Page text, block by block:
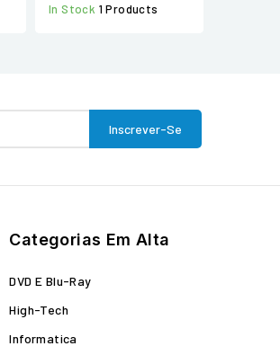
In Stock 1 Products
Categorias Em Alta
DVD E Blu-Ray
High-Tech
Informatica